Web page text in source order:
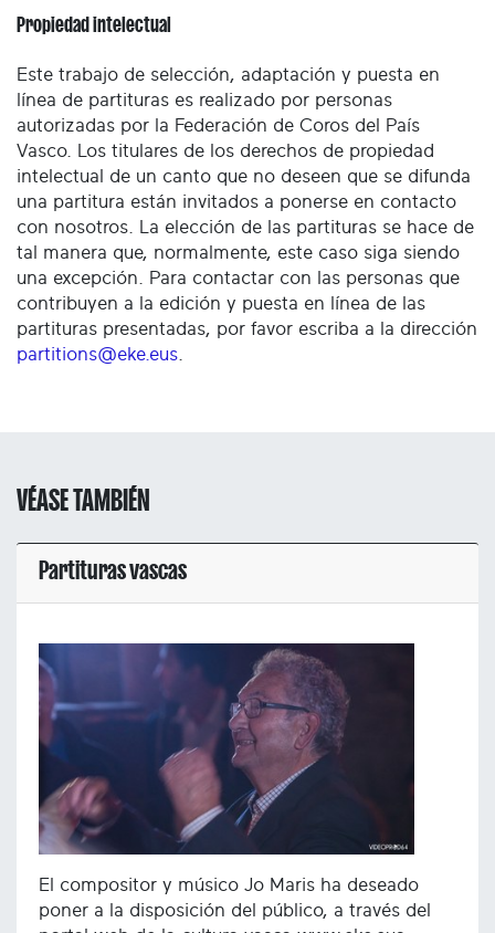
Propiedad intelectual
Este trabajo de selección, adaptación y puesta en
línea de partituras es realizado por personas
autorizadas por la Federación de Coros del País
Vasco. Los titulares de los derechos de propiedad
intelectual de un canto que no deseen que se difunda
una partitura están invitados a ponerse en contacto
con nosotros. La elección de las partituras se hace de
tal manera que, normalmente, este caso siga siendo
una excepción. Para contactar con las personas que
contribuyen a la edición y puesta en línea de las
partituras presentadas, por favor escriba a la dirección
partitions@eke.eus
VÉASE TAMBIÉN
Partituras vascas
El compositor y músico Jo Maris ha deseado
poner a la disposición del público, a través del